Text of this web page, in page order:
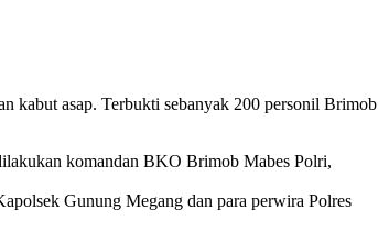
kabut asap. Terbukti sebanyak 200 personil Brimob
komandan BKO Brimob Mabes Polri,
Gunung Megang dan para perwira Polres